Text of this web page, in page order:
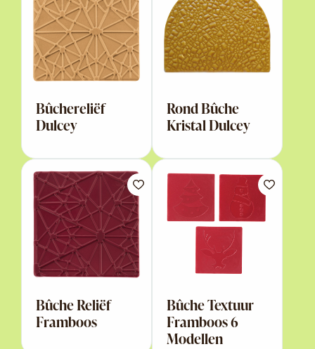
Bûchereliëf
Dulcey
Rond Bûche
Kristal Dulcey
Bûche Reliëf
Framboos
Bûche Textuur
Framboos 6
Modellen